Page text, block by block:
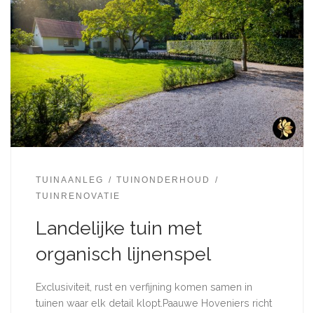
TUINAANLEG
TUINONDERHOUD
TUINRENOVATIE
Landelijke tuin met
organisch lijnenspel
Exclusiviteit, rust en verfijning komen samen in
tuinen waar elk detail klopt.Paauwe Hoveniers richt